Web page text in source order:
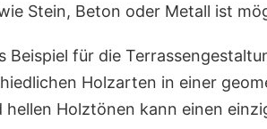
Stein, Beton oder Metall ist
Beispiel für die
Holzarten in einer
hellen Holztönen kann einen